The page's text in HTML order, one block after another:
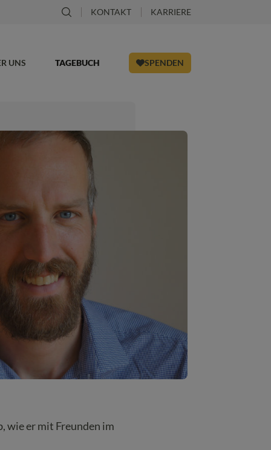
KONTAKT KARRIERE
UNS TAGEBUCH SPENDEN
wie er mit Freunden im